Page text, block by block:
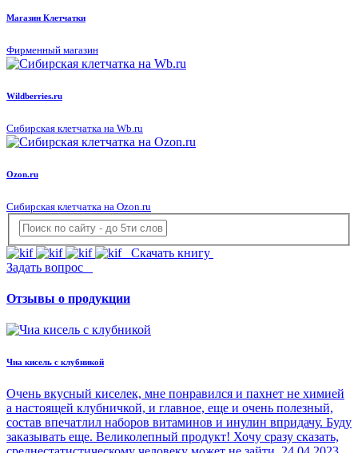
Магазин Клетчатки
Фирменный магазин
Wildberries.ru
Сибирская клетчатка на Wb.ru
Ozon.ru
Сибирская клетчатка на Ozon.ru
Скачать книгу
Задать вопрос
Отзывы о продукции
Чиа кисель с клубникой
Очень вкусный киселек, мне понравился и пахнет не химией
а настоящей клубничкой, и главное, еще и очень полезный,
состав впечатлил наборов витаминов и инулин впридачу. Буду
заказывать еще. Великолепный продукт! Хочу сразу сказать,